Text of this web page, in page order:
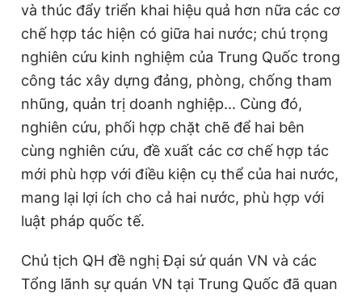
và thúc đẩy triển khai hiệu quả hơn nữa các cơ
chế hợp tác hiện có giữa hai nước; chú trọng
nghiên cứu kinh nghiệm của Trung Quốc trong
công tác xây dựng đảng, phòng, chống tham
nhũng, quản trị doanh nghiệp... Cùng đó,
nghiên cứu, phối hợp chặt chẽ để hai bên
cùng nghiên cứu, đề xuất các cơ chế hợp tác
mới phù hợp với điều kiện cụ thể của hai nước,
mang lại lợi ích cho cả hai nước, phù hợp với
luật pháp quốc tế.
Chủ tịch QH đề nghị Đại sứ quán VN và các
Tổng lãnh sự quán VN tại Trung Quốc đã quan